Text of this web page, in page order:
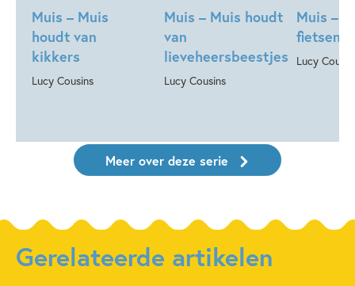
Muis – Muis
houdt van
kikkers
Lucy Cousins
Muis – Muis houdt
van
lieveheersbeestjes
Lucy Cousins
Muis –
fietsen
Lucy
Meer over deze serie
Gerelateerde artikelen